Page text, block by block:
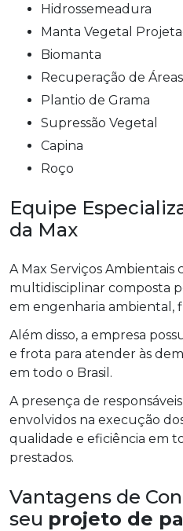
Hidrossemeadura
Manta Vegetal
Biomanta
Recuperação de
Plantio de Grama
Supressão Vegetal
Capina
Roço
Equipe
da Max
A Max Serviços
multidisciplinar composta
em engenharia ambiental,
Além disso, a empresa
e frota para atender às
em todo o Brasil.
A presença de
envolvidos na execução
qualidade e eficiência em
prestados.
Vantagens de
seu projeto de